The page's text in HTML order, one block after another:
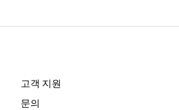
고객 지원
문의